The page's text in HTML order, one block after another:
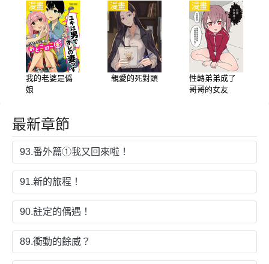
我的老婆是僞
娘
漫畫
親愛的死對頭
漫畫
性轉弟弟成了
哥哥的女友
漫畫
最新章節
93.番外篇①我又回來啦！
91.新的旅程！
90.註定的偶遇！
89.衝動的餘威？